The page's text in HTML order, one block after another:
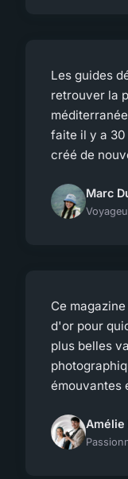
Les guides
retrouver la
faite il y a
créé de
Marc
Ce
d'or pour
plus belles
émouvantes
Amélie